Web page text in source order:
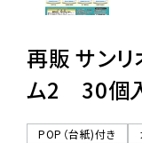
06-
再販 サンリ
ム2 30個
POP（台紙)付き